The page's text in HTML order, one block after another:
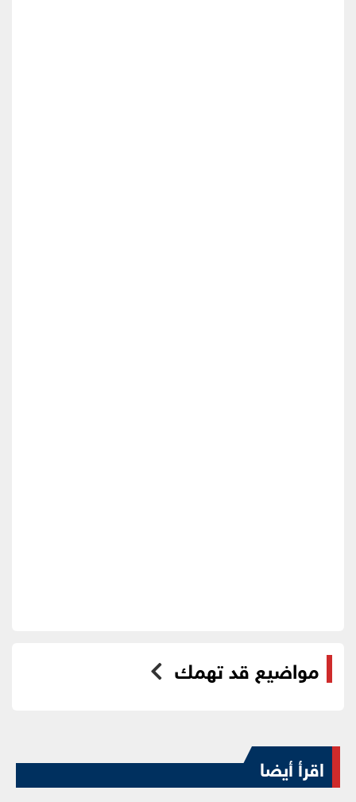
مواضيع قد تهمك
اقرأ أيضا